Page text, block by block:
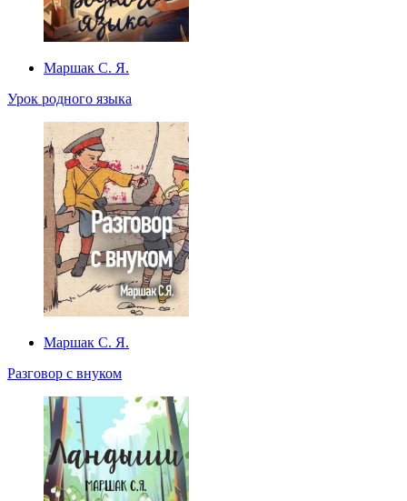
Маршак С. Я.
Урок родного языка
Маршак С. Я.
Разговор с внуком